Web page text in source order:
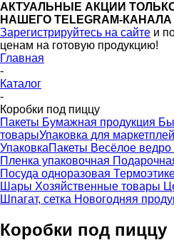
АКТУАЛЬНЫЕ АКЦИИ
НАШЕГО TELEGRAM-КАНАЛА
Зарегистрируйтесь на сайте и
ценам на готовую продукцию!
Главная
-
Каталог
-
Коробки под пиццу
Пакеты Бумажная продукция
товарыУпаковка для
УпаковкаПакеты Весёлое ведро
Пленка упаковочная
Посуда одноразовая
Шары Хозяйственные товары
Шпагат, сетка Новогодняя
Коробки под пиццу